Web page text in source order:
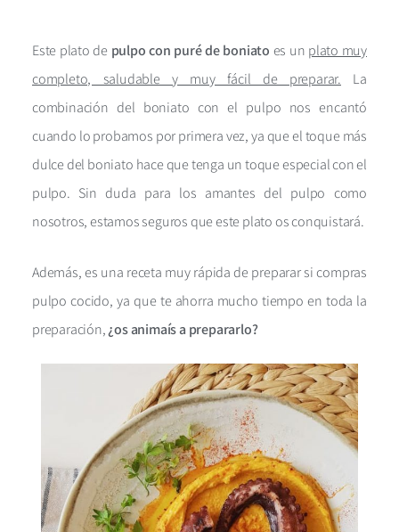
Este plato de pulpo con puré de boniato es un plato muy
completo, saludable y muy fácil de preparar. La
combinación del boniato con el pulpo nos encantó
cuando lo probamos por primera vez, ya que el toque más
dulce del boniato hace que tenga un toque especial con el
pulpo. Sin duda para los amantes del pulpo como
nosotros, estamos seguros que este plato os conquistará.
Además, es una receta muy rápida de preparar si compras
pulpo cocido, ya que te ahorra mucho tiempo en toda la
preparación,¿os animaís a prepararlo?